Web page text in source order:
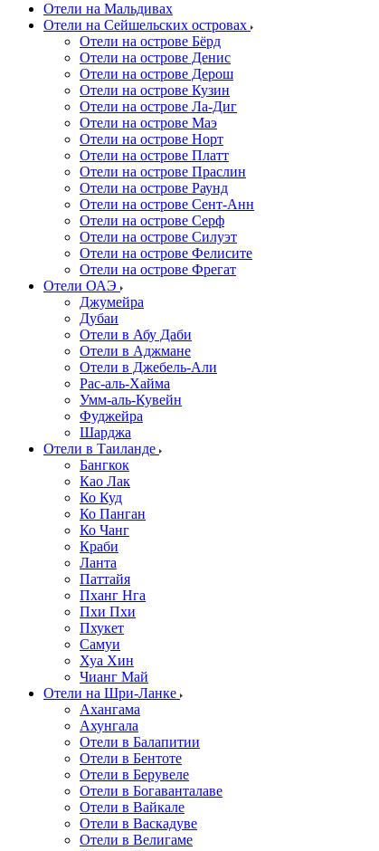
Отели на Мальдивах
Отели на Сейшельских островах
Отели на острове Бёрд
Отели на острове Денис
Отели на острове Дерош
Отели на острове Кузин
Отели на острове Ла-Диг
Отели на острове Маэ
Отели на острове Норт
Отели на острове Платт
Отели на острове Праслин
Отели на острове Раунд
Отели на острове Сент-Анн
Отели на острове Серф
Отели на острове Силуэт
Отели на острове Фелисите
Отели на острове Фрегат
Отели ОАЭ
Джумейра
Дубаи
Отели в Абу Даби
Отели в Аджмане
Отели в Джебель-Али
Рас-аль-Хайма
Умм-аль-Кувейн
Фуджейра
Шарджа
Отели в Таиланде
Бангкок
Као Лак
Ко Куд
Ко Панган
Ко Чанг
Краби
Ланта
Паттайя
Пханг Нга
Пхи Пхи
Пхукет
Самуи
Хуа Хин
Чианг Май
Отели на Шри-Ланке
Ахангама
Ахунгала
Отели в Балапитии
Отели в Бентоте
Отели в Берувеле
Отели в Богаванталаве
Отели в Вайкале
Отели в Васкадуве
Отели в Велигаме